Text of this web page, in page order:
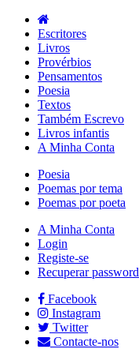
Escritores
Livros
Provérbios
Pensamentos
Poesia
Textos
Também Escrevo
Livros infantis
A Minha Conta
Poesia
Poemas por tema
Poemas por poeta
A Minha Conta
Login
Registe-se
Recuperar password
Facebook
Instagram
Twitter
Contacte-nos